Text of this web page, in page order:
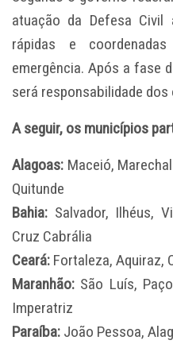
atuação da Defesa
rápidas e
emergência. Após a fase
será responsabilidade
A seguir, os municípios
Alagoas: Maceió,
Quitunde
Bahia: Salvador, Ilhéus,
Cruz Cabrália
Ceará: Fortaleza, Aquiraz,
Maranhão: São Luís,
Imperatriz
Paraíba: João Pessoa,